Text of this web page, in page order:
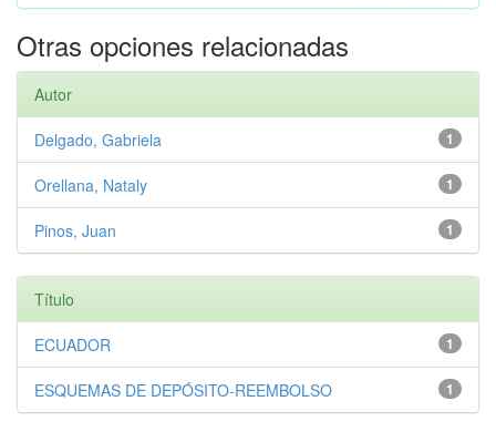
Otras opciones relacionadas
Autor
1
Delgado, Gabriela
1
Orellana, Nataly
1
Pinos, Juan
Título
1
ECUADOR
1
ESQUEMAS DE DEPÓSITO-REEMBOLSO